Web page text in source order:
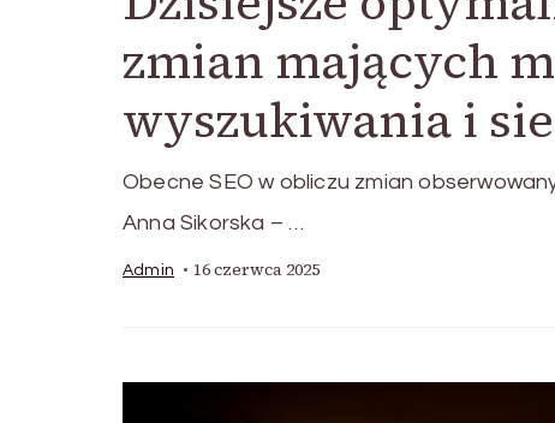
zmian mających
wyszukiwania i
Obecne SEO w obliczu zmian
Anna Sikorska – …
Admin 16 czerwca 2025